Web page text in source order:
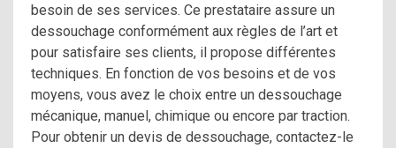
besoin de ses services. Ce prestataire assure un
dessouchage conformément aux règles de l’art et
pour satisfaire ses clients, il propose différentes
techniques. En fonction de vos besoins et de vos
moyens, vous avez le choix entre un dessouchage
mécanique, manuel, chimique ou encore par traction.
Pour obtenir un devis de dessouchage, contactez-le